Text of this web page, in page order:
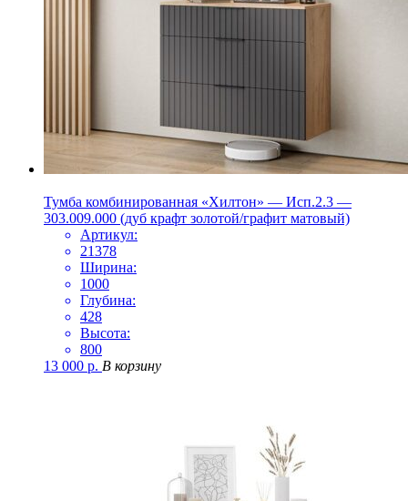
Тумба комбинированная «Хилтон» — Исп.2.3 —
303.009.000 (дуб крафт золотой/графит матовый)
Артикул:
21378
Ширина:
1000
Глубина:
428
Высота:
800
13 000 р. В корзину